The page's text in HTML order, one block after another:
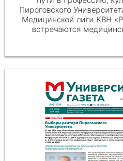
Пироговского
Медицинской лиги КВН
встречаются